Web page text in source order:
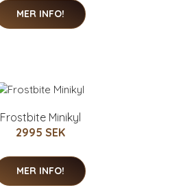
MER INFO!
Frostbite Minikyl
2995 SEK
MER INFO!